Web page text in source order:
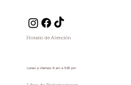
Horario de Atención
Lunes a Viernes: 8 am a 5:30 pm